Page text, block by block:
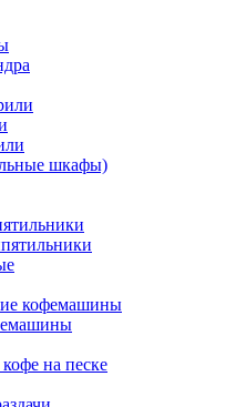
шкафы)
кофемашины
на песке